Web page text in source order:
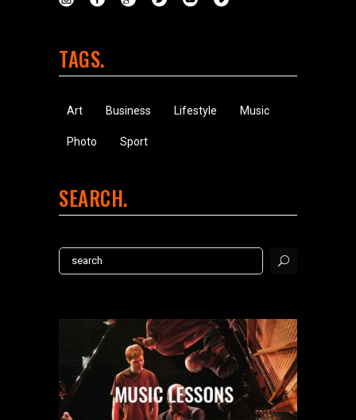
TAGS
Art Business Lifestyle Music
Photo Sport
SEARCH
Search
for: